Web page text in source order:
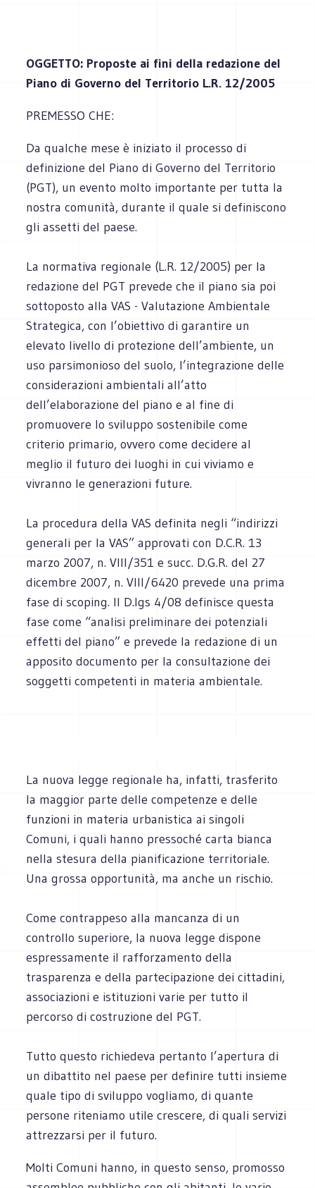
OGGETTO: Proposte ai fini della redazione del
Piano di Governo del Territorio L.R. 12/2005
PREMESSO CHE:
Da qualche mese è iniziato il processo di
definizione del Piano di Governo del Territorio
(PGT), un evento molto importante per tutta la
nostra comunità, durante il quale si definiscono
gli assetti del paese.
La normativa regionale (L.R. 12/2005) per la
redazione del PGT prevede che il piano sia poi
sottoposto alla VAS - Valutazione Ambientale
Strategica, con l’obiettivo di garantire un
elevato livello di protezione dell’ambiente, un
uso parsimonioso del suolo, l’integrazione delle
considerazioni ambientali all’atto
dell’elaborazione del piano e al fine di
promuovere lo sviluppo sostenibile come
criterio primario, ovvero come decidere al
meglio il futuro dei luoghi in cui viviamo e
vivranno le generazioni future.
La procedura della VAS definita negli “indirizzi
generali per la VAS” approvati con D.C.R. 13
marzo 2007, n. VIII/351 e succ. D.G.R. del 27
dicembre 2007, n. VIII/6420 prevede una prima
fase di scoping. Il D.lgs 4/08 definisce questa
fase come “analisi preliminare dei potenziali
effetti del piano” e prevede la redazione di un
apposito documento per la consultazione dei
soggetti competenti in materia ambientale.
La nuova legge regionale ha, infatti, trasferito
la maggior parte delle competenze e delle
funzioni in materia urbanistica ai singoli
Comuni, i quali hanno pressoché carta bianca
nella stesura della pianificazione territoriale.
Una grossa opportunità, ma anche un rischio.
Come contrappeso alla mancanza di un
controllo superiore, la nuova legge dispone
espressamente il rafforzamento della
trasparenza e della partecipazione dei cittadini,
associazioni e istituzioni varie per tutto il
percorso di costruzione del PGT.
Tutto questo richiedeva pertanto l’apertura di
un dibattito nel paese per definire tutti insieme
quale tipo di sviluppo vogliamo, di quante
persone riteniamo utile crescere, di quali servizi
attrezzarsi per il futuro.
Molti Comuni hanno, in questo senso, promosso